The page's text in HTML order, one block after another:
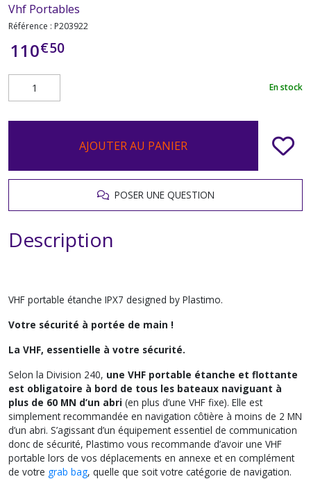
Vhf Portables
Référence : P203922
110€50
En stock
AJOUTER AU PANIER
POSER UNE QUESTION
Description
VHF portable étanche IPX7 designed by Plastimo.
Votre sécurité à portée de main !
La VHF, essentielle à votre sécurité.
Selon la Division 240, une VHF portable étanche et flottante
est obligatoire à bord de tous les bateaux naviguant à
plus de 60 MN d’un abri (en plus d’une VHF fixe). Elle est
simplement recommandée en navigation côtière à moins de 2 MN
d’un abri. S’agissant d’un équipement essentiel de communication
donc de sécurité, Plastimo vous recommande d’avoir une VHF
portable lors de vos déplacements en annexe et en complément
de votre grab bag, quelle que soit votre catégorie de navigation.